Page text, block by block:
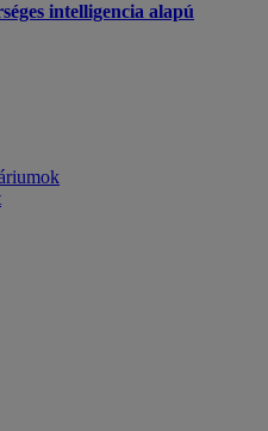
intelligencia alapú